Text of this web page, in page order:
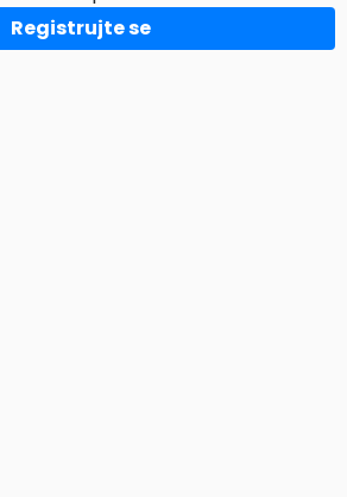
Registrujte se